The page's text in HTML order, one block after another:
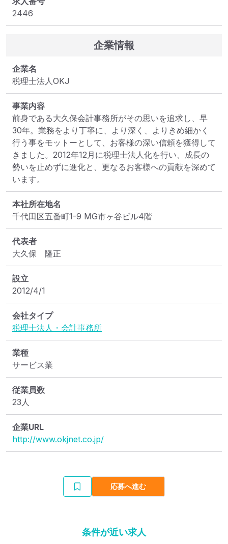
2446
企業情報
企業名
税理士法人OKJ
事業内容
前身である大久保会計事務所がその思いを追求し、早
30年。業務をより丁寧に、より深く、よりきめ細かく
行う事をモットーとして、お客様の深い信頼を獲得して
きました。2012年12月に税理士法人化を行い、成長の
勢いを止めずに進化と、更なるお客様への貢献を深めて
います。
本社所在地名
千代田区五番町1-9 MG市ヶ谷ビル4階
代表者
大久保　隆正
設立
2012/4/1
会社タイプ
税理士法人・会計事務所
業種
サービス業
従業員数
23人
企業URL
http://www.okjnet.co.jp/
応募へ進む
条件が近い求人